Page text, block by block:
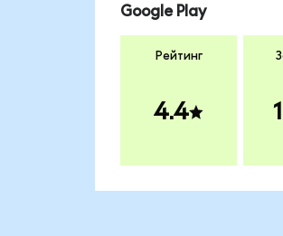
Google Play
Рейтинг
4.4